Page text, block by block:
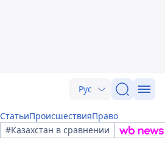
Рус
СтатьиПроисшествияПраво
#Казахстан в сравнении